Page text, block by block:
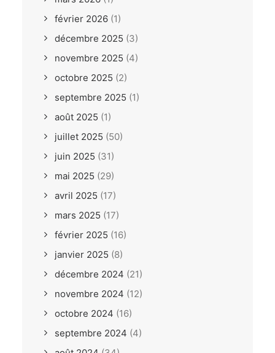
février 2026 (1)
décembre 2025 (3)
novembre 2025 (4)
octobre 2025 (2)
septembre 2025 (1)
août 2025 (1)
juillet 2025 (50)
juin 2025 (31)
mai 2025 (29)
avril 2025 (17)
mars 2025 (17)
février 2025 (16)
janvier 2025 (8)
décembre 2024 (21)
novembre 2024 (12)
octobre 2024 (16)
septembre 2024 (4)